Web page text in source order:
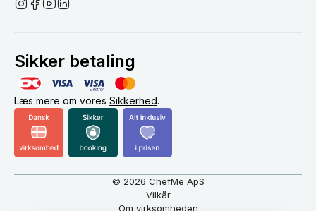
Sikker betaling
Læs mere om vores Sikkerhed.
© 2026 ChefMe ApS
Vilkår
Om virksomheden